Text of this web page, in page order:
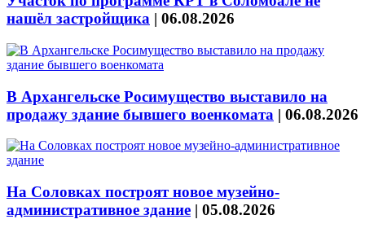
нашёл застройщика | 06.08.2026
В Архангельске Росимущество выставило на
продажу здание бывшего военкомата | 06.08.2026
На Соловках построят новое музейно-
административное здание | 05.08.2026